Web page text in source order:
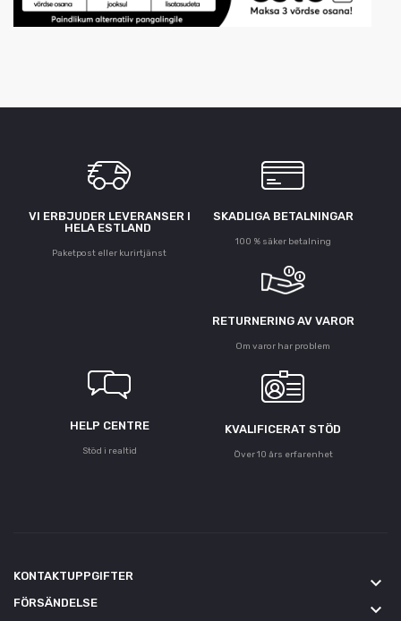
VI ERBJUDER LEVERANSER I
HELA ESTLAND
Paketpost eller kurirtjänst
SKADLIGA BETALNINGAR
100 % säker betalning
RETURNERING AV VAROR
Om varor har problem
HELP CENTRE
Stöd i realtid
KVALIFICERAT STÖD
Över 10 års erfarenhet
KONTAKTUPPGIFTER keyboard_arrow_down
FÖRSÄNDELSE keyboard_arrow_down